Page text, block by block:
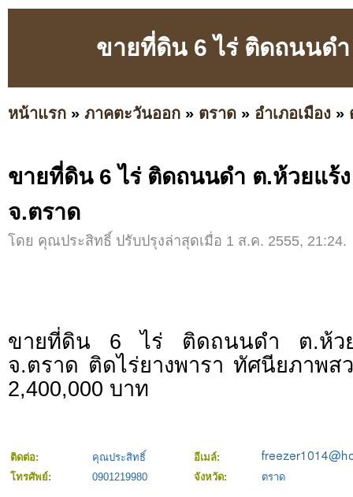
ขายที่ดิน 6 ไร่ ติดถนนดำ
หน้าแรก » ภาคตะวันออก » ตราด » อำเภอเมือง »
ขายที่ดิน 6 ไร่ ติดถนนดำ ต.ห้วยแร้ง
จ.ตราด
โดย คุณประสิทธิ์ ปรับปรุงล่าสุดเมื่อ 1 ส.ค. 2555, 21:24.
ขายที่ดิน 6 ไร่ ติดถนนดำ ต.ห้วย
จ.ตราด ติดไร่ยางพารา ทัศนียภาพส
2,400,000 บาท
ติดต่อ: คุณประสิทธิ์
อีเมล์:
โทรศัพย์:
0901219980 จังหวัด: ตราด